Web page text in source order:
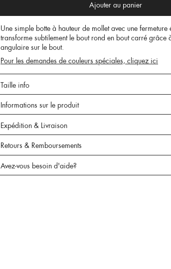
Ajouter au panier
Une simple botte à hauteur de mollet avec une
transforme subtilement le bout rond en bout carré grâce
angulaire sur le bout.
Pour les demandes de couleurs spéciales, cliquez ici
Taille info
Informations sur le produit
Expédition & Livraison
Retours & Remboursements
Avez-vous besoin d'aide?